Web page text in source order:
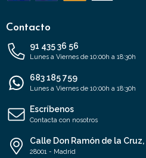
Contacto
91 435 36 56
Lunes a Viernes de 10:00h a 18:30h
683 185 759
Lunes a Viernes de 10:00h a 18:30h
Escríbenos
Contacta con nosotros
Calle Don Ramón de la Cruz,
28001 - Madrid